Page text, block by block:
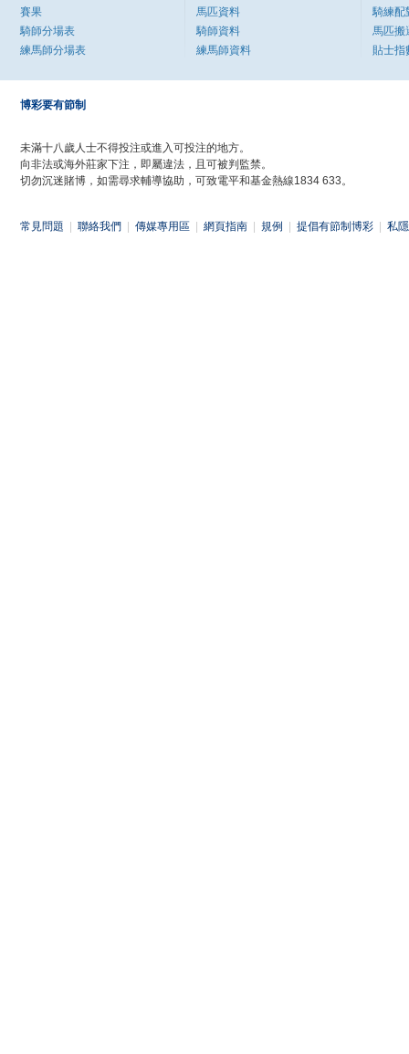
賽果
騎師分場表
練馬師分場表
馬匹資料
騎師資料
練馬師資料
騎練配
馬匹搬
貼士指
博彩要有節制
未滿十八歲人士不得投注或進入可投注的地方。
向非法或海外莊家下注，即屬違法，且可被判監禁。
切勿沉迷賭博，如需尋求輔導協助，可致電平和基金熱線1834 633。
常見問題 聯絡我們 傳媒專用區 網頁指南 規例 提倡有節制博彩 私